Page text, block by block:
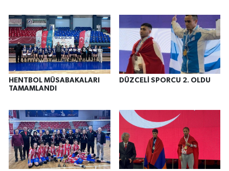
HENTBOL MÜSABAKALARI
TAMAMLANDI
DÜZCELİ SPORCU 2. OLDU